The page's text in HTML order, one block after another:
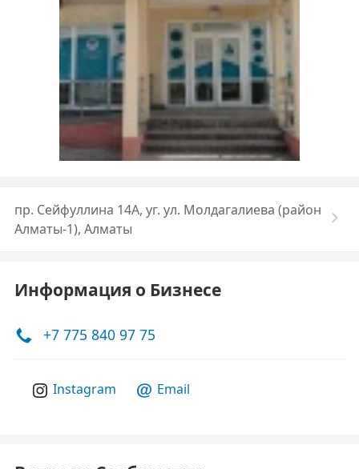
пр. Сейфуллина 14А, уг. ул. Молдагалиева (район
Алматы-1), Алматы
Информация о Бизнесе
+7 775 840 97 75
Instagram Email